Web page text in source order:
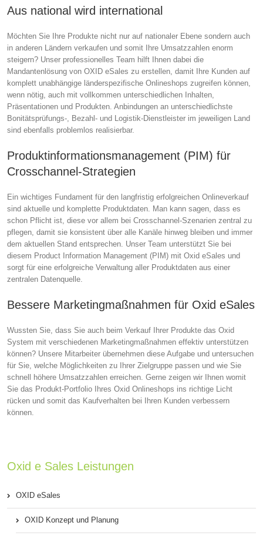
Aus national wird international
Möchten Sie Ihre Produkte nicht nur auf nationaler Ebene sondern auch
in anderen Ländern verkaufen und somit Ihre Umsatzzahlen enorm
steigern? Unser professionelles Team hilft Ihnen dabei die
Mandantenlösung von OXID eSales zu erstellen, damit Ihre Kunden auf
komplett unabhängige länderspezifische Onlineshops zugreifen können,
wenn nötig, auch mit vollkommen unterschiedlichen Inhalten,
Präsentationen und Produkten. Anbindungen an unterschiedlichste
Bonitätsprüfungs-, Bezahl- und Logistik-Dienstleister im jeweiligen Land
sind ebenfalls problemlos realisierbar.
Produktinformationsmanagement (PIM) für
Crosschannel-Strategien
Ein wichtiges Fundament für den langfristig erfolgreichen Onlineverkauf
sind aktuelle und komplette Produktdaten. Man kann sagen, dass es
schon Pflicht ist, diese vor allem bei Crosschannel-Szenarien zentral zu
pflegen, damit sie konsistent über alle Kanäle hinweg bleiben und immer
dem aktuellen Stand entsprechen. Unser Team unterstützt Sie bei
diesem Product Information Management (PIM) mit Oxid eSales und
sorgt für eine erfolgreiche Verwaltung aller Produktdaten aus einer
zentralen Datenquelle.
Bessere Marketingmaßnahmen für Oxid eSales
Wussten Sie, dass Sie auch beim Verkauf Ihrer Produkte das Oxid
System mit verschiedenen Marketingmaßnahmen effektiv unterstützen
können? Unsere Mitarbeiter übernehmen diese Aufgabe und untersuchen
für Sie, welche Möglichkeiten zu Ihrer Zielgruppe passen und wie Sie
schnell höhere Umsatzzahlen erreichen. Gerne zeigen wir Ihnen womit
Sie das Produkt-Portfolio Ihres Oxid Onlineshops ins richtige Licht
rücken und somit das Kaufverhalten bei Ihren Kunden verbessern
können.
Oxid e Sales Leistungen
OXID eSales
OXID Konzept und Planung